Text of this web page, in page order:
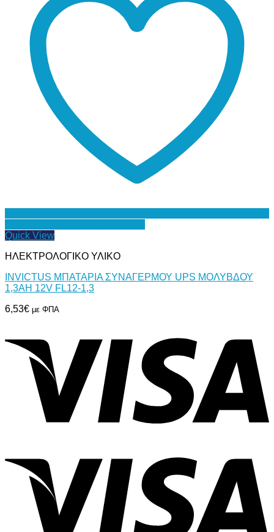
Quick View
ΗΛΕΚΤΡΟΛΟΓΙΚΟ ΥΛΙΚΟ
INVICTUS ΜΠΑΤΑΡΙΑ ΣΥΝΑΓΕΡΜΟΥ UPS ΜΟΛΥΒΔΟΥ
1,3AH 12V FL12-1,3
6,53€ με ΦΠΑ